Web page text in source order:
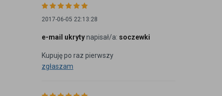
2017-06-05 22:13:28
e-mail ukrytynapisał/a: soczewki
Kupuję po raz pierwszy
zgłaszam